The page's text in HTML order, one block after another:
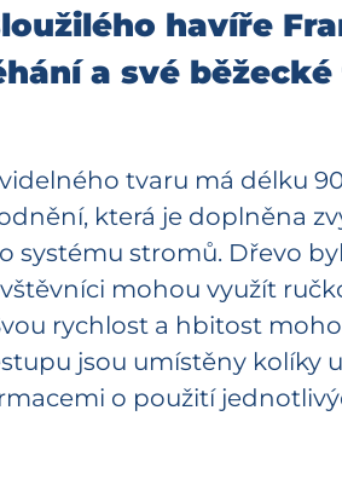
havíře
a své
tvaru má délku
která je doplněna
systému stromů. Dřevo
mohou využít
rychlost a hbitost
jsou umístěny kolíky
o použití